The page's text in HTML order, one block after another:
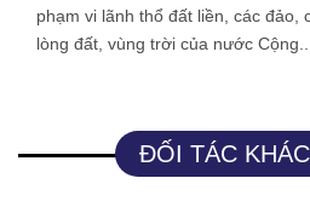
phạm vi lãnh thổ đất liền, các đảo,
lòng đất, vùng trời của nước
ĐỐI TÁC